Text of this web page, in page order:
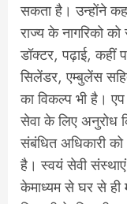
सकता है। उन्होंने
राज्य के नागरिको
डॉक्टर, पढ़ाई, कहीं
सिलेंडर, एम्बुलेंस
का विकल्प भी है। एप
सेवा के लिए अनुरोध
संबंधित अधिकारी
है। स्वयं सेवी संस्थाएं
केमाध्यम से घर से ही